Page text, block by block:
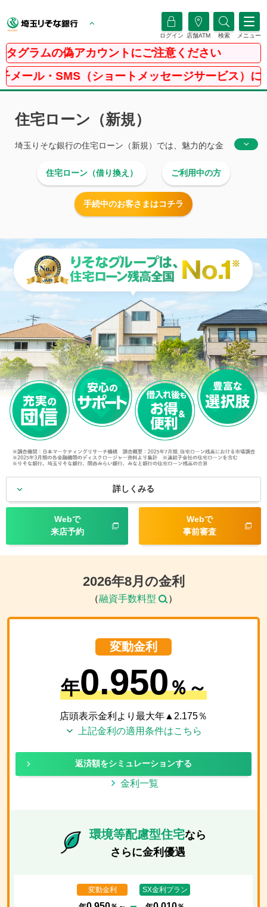
ログイン 店舗ATM 検索 メニュー
偽アカウントにご注意ください
ショートメッセージサービス）にご注意ください
住宅ローン（新規）
埼玉りそな銀行の住宅ローン（新規）では、魅力的な金
様々な商品をご用意しています。ご契約までローンのプ
ロがお客さまの住宅購入を手厚くサポートします。
住宅ローン（借り換え） ご利用中の方
手続中のお客さまはコチラ
詳しくみる
Webで
来店予約
Webで
事前審査
2026年8月の金利
（融資手数料型 ）
変動金利
年0.950％～
店頭表示金利より最大年▲ 2.175％
上記金利の適用条件はこちら
返済額をシミュレーションする
金利一覧
環境等配慮型住宅なら
さらに金利優遇
変動金利 SX金利プラン